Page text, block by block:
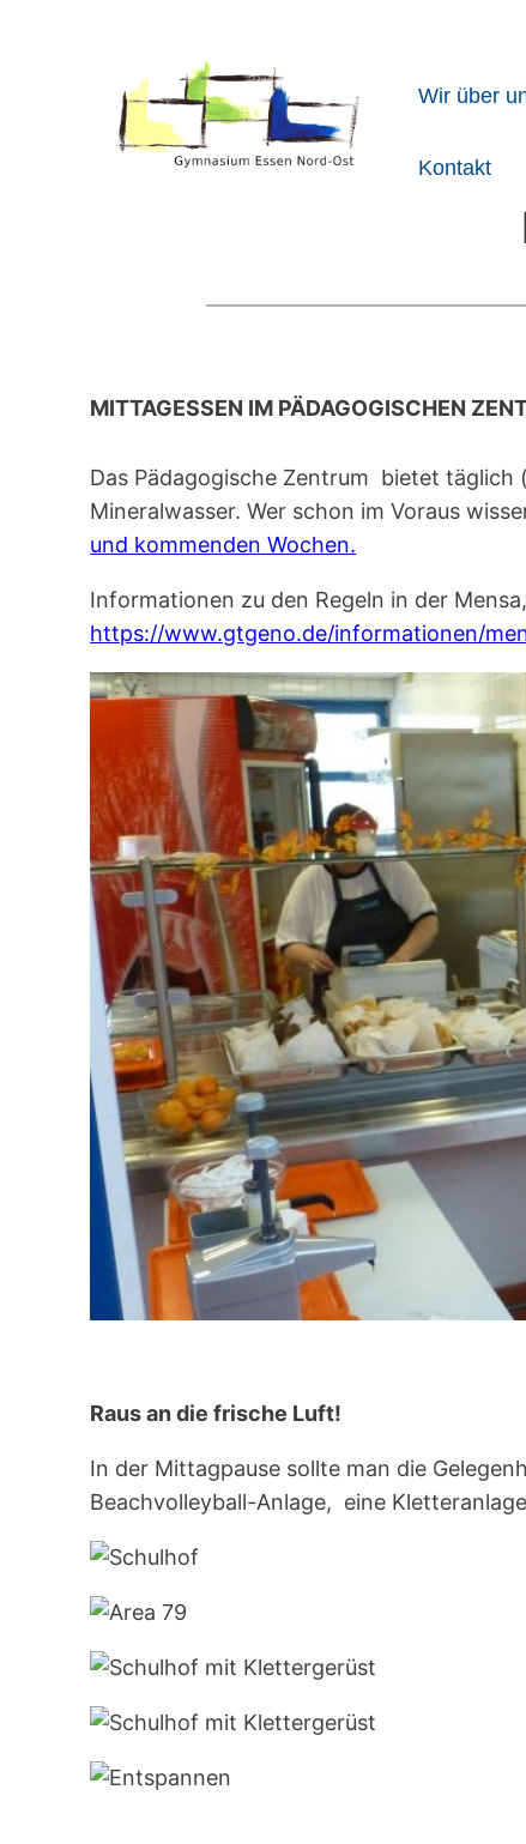
Wir über
Kontakt
MITTAGESSEN IM PÄDAGOGISCHEN
Das Pädagogische Zentrum bietet täglich
Mineralwasser. Wer schon im Voraus
und kommenden Wochen.
Informationen zu den Regeln in der
https://www.gtgeno.de/informationen/
Raus an die frische Luft!
In der Mittagpause sollte man die
Beachvolleyball-Anlage, eine